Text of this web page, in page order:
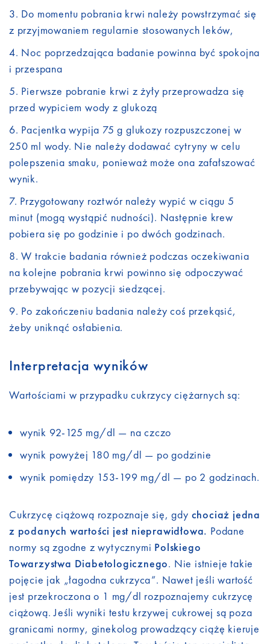
Do momentu pobrania krwi należy powstrzymać się
z przyjmowaniem regularnie stosowanych leków,
Noc poprzedzająca badanie powinna być spokojna
i przespana
Pierwsze pobranie krwi z żyły przeprowadza się
przed wypiciem wody z glukozą
Pacjentka wypija 75 g glukozy rozpuszczonej w
250 ml wody. Nie należy dodawać cytryny w celu
polepszenia smaku, ponieważ może ona zafałszować
wynik.
Przygotowany roztwór należy wypić w ciągu 5
minut (mogą wystąpić nudności). Następnie krew
pobiera się po godzinie i po dwóch godzinach.
W trakcie badania również podczas oczekiwania
na kolejne pobrania krwi powinno się odpoczywać
przebywając w pozycji siedzącej.
Po zakończeniu badania należy coś przekąsić,
żeby uniknąć osłabienia.
Interpretacja wyników
Wartościami w przypadku cukrzycy ciężarnych są:
wynik 92-125 mg/dl — na czczo
wynik powyżej 180 mg/dl — po godzinie
wynik pomiędzy 153-199 mg/dl — po 2 godzinach.
Cukrzycę ciążową rozpoznaje się, gdy chociaż jedna
z podanych wartości jest nieprawidłowa. Podane
normy są zgodne z wytycznymi Polskiego
Towarzystwa Diabetologicznego. Nie istnieje takie
pojęcie jak „łagodna cukrzyca”. Nawet jeśli wartość
jest przekroczona o 1 mg/dl rozpoznajemy cukrzycę
ciążową. Jeśli wyniki testu krzywej cukrowej są poza
granicami normy, ginekolog prowadzący ciążę kieruje